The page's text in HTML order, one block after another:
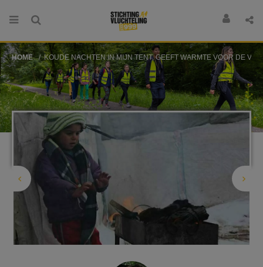
HOME KOUDE NACHTEN IN MIJN TENT, GEEFT WARMTE VOOR DE